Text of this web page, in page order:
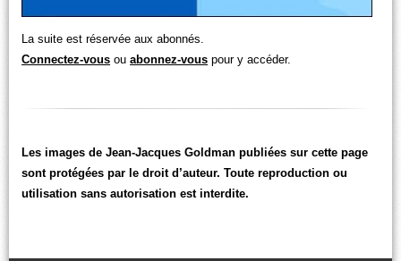
La suite est réservée aux abonnés.
Connectez-vous ouabonnez-vous pour y accéder.
Les images de Jean-Jacques Goldman publiées sur cette page
sont protégées par le droit d’auteur. Toute reproduction ou
utilisation sans autorisation est interdite.